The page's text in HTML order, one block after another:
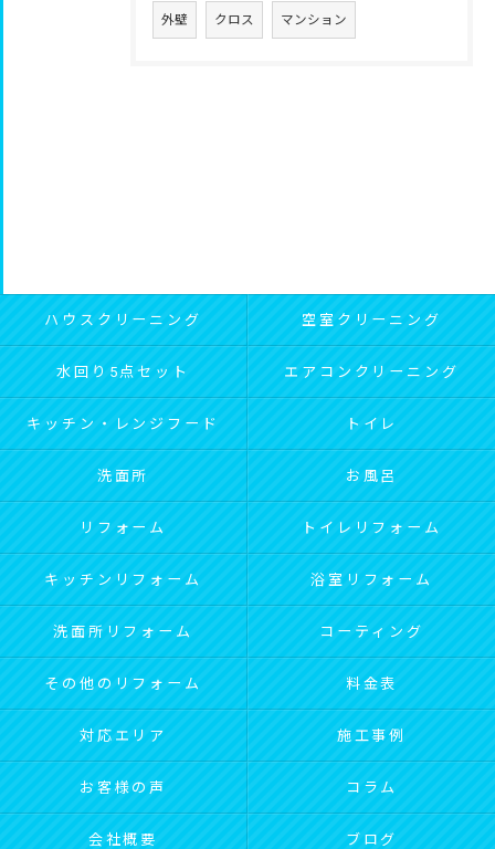
外壁 クロス マンション
ハウスクリーニング 空室クリーニング
水回り5点セット エアコンクリーニング
キッチン・レンジフード トイレ
洗面所 お風呂
リフォーム トイレリフォーム
キッチンリフォーム 浴室リフォーム
洗面所リフォーム コーティング
その他のリフォーム 料金表
対応エリア 施工事例
お客様の声 コラム
会社概要 ブログ